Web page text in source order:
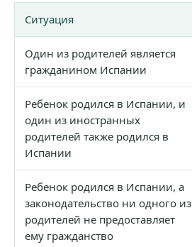
Ситуация
Один из родителей является
гражданином Испании
Ребенок родился в Испании, и
один из иностранных
родителей также родился в
Испании
Ребенок родился в Испании, а
законодательство ни одного из
родителей не предоставляет
ему гражданство